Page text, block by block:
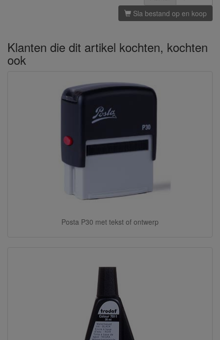
Sla bestand op en koop
Klanten die dit artikel kochten, kochten
ook
Posta P30 met tekst of ontwerp